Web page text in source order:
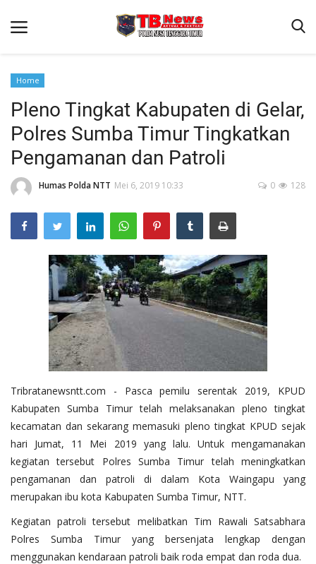
Beranda
Binkam
Terms & Conditions
Reskrim
Lantas
Polisi Kita
Mitra Polisi
Giat Ops
Link Polda NTT
Home
Pleno Tingkat Kabupaten di Gelar,
Polres Sumba Timur Tingkatkan
Pengamanan dan Patroli
Humas Polda NTT Mei 6, 2019 10:33 128
0
Tribratanewsntt.com - Pasca pemilu serentak 2019, KPUD
Kabupaten Sumba Timur telah melaksanakan pleno tingkat
kecamatan dan sekarang memasuki pleno tingkat KPUD sejak
hari Jumat, 11 Mei 2019 yang lalu. Untuk mengamanakan
kegiatan tersebut Polres Sumba Timur telah meningkatkan
pengamanan dan patroli di dalam Kota Waingapu yang
merupakan ibu kota Kabupaten Sumba Timur, NTT.
Kegiatan patroli tersebut melibatkan Tim Rawali Satsabhara
Polres Sumba Timur yang bersenjata lengkap dengan
menggunakan kendaraan patroli baik roda empat dan roda dua.